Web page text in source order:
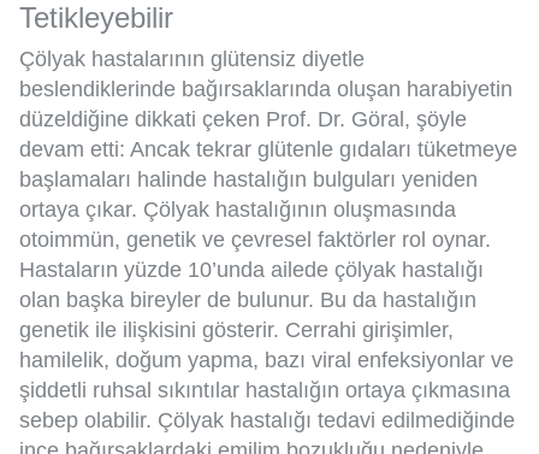
Tetikleyebilir
Çölyak hastalarının glütensiz diyetle
beslendiklerinde bağırsaklarında oluşan harabiyetin
düzeldiğine dikkati çeken Prof. Dr. Göral, şöyle
devam etti: Ancak tekrar glütenle gıdaları tüketmeye
başlamaları halinde hastalığın bulguları yeniden
ortaya çıkar. Çölyak hastalığının oluşmasında
otoimmün, genetik ve çevresel faktörler rol oynar.
Hastaların yüzde 10’unda ailede çölyak hastalığı
olan başka bireyler de bulunur. Bu da hastalığın
genetik ile ilişkisini gösterir. Cerrahi girişimler,
hamilelik, doğum yapma, bazı viral enfeksiyonlar ve
şiddetli ruhsal sıkıntılar hastalığın ortaya çıkmasına
sebep olabilir. Çölyak hastalığı tedavi edilmediğinde